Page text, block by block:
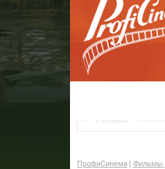
Реклама
ПрофиСинема Фильмы.